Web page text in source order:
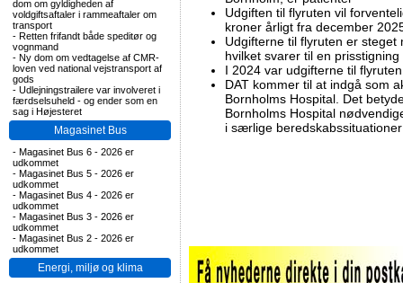
dom om gyldigheden af
voldgiftsaftaler i rammeaftaler om
transport
- Retten frifandt både speditør og
vognmand
- Ny dom om vedtagelse af CMR-
loven ved national vejstransport af
gods
- Udlejningstrailere var involveret i
færdselsuheld - og ender som en
sag i Højesteret
Magasinet Bus
- Magasinet Bus 6 - 2026 er
udkommet
- Magasinet Bus 5 - 2026 er
udkommet
- Magasinet Bus 4 - 2026 er
udkommet
- Magasinet Bus 3 - 2026 er
udkommet
- Magasinet Bus 2 - 2026 er
udkommet
Energi, miljø og klima
Udgiften til flyruten vil
kroner årligt fra december
Udgifterne til flyruten er
hvilket svarer til en
I 2024 var udgifterne til
DAT kommer til at indgå som
Bornholms Hospital. Det
Bornholms Hospital
i særlige beredskabssituationer